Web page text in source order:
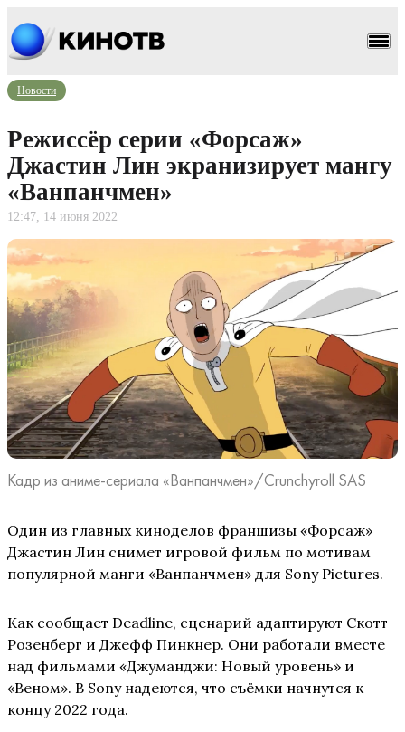
Новости
Режиссёр серии «Форсаж»
Джастин Лин экранизирует мангу
«Ванпанчмен»
12:47, 14 июня 2022
Кадр из аниме-сериала «Ванпанчмен»/Crunchyroll SAS
Один из главных киноделов франшизы «Форсаж»
Джастин Лин снимет игровой фильм по мотивам
популярной манги «Ванпанчмен» для Sony Pictures.
Как сообщает Deadline, сценарий адаптируют Скотт
Розенберг и Джефф Пинкнер. Они работали вместе
над фильмами «Джуманджи: Новый уровень» и
«Веном». В Sony надеются, что съёмки начнутся к
концу 2022 года.